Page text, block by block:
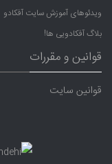
ویدئوهای آموزش سایت آفکادو
بلاگ آفکادویی ها!
قوانین و مقررات
قوانین سایت